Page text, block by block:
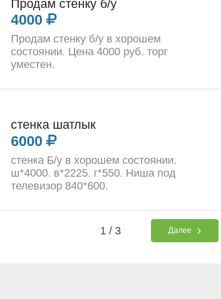
Продам стенку б/у
4000
Продам стенку б/у в хорошем
состоянии. Цена 4000 руб. торг
уместен.
стенка шатлык
6000
стенка Б/у в хорошем состоянии.
ш*4000. в*2225. г*550. Ниша под
телевизор 840*600.
1 / 3 Далее